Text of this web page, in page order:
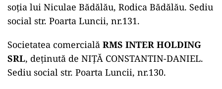
soția lui Niculae Bădălău, Rodica Bădălău. Sediu
social str. Poarta Luncii, nr.131.
Societatea comercială RMS INTER HOLDING
SRL, deținută de NIŢĂ CONSTANTIN-DANIEL.
Sediu social str. Poarta Luncii, nr.130.